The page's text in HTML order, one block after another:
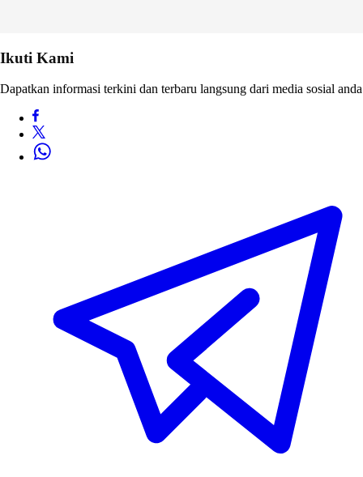
Ikuti Kami
Dapatkan informasi terkini dan terbaru langsung dari media sosial anda